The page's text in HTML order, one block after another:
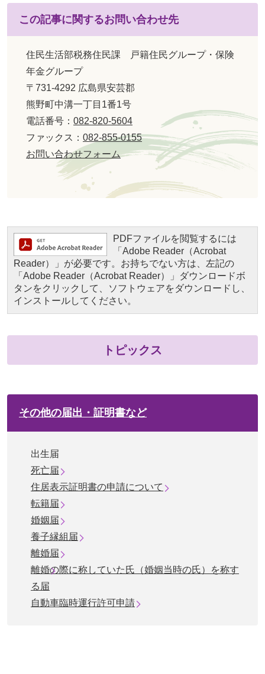
この記事に関するお問い合わせ先
住民生活部税務住民課 戸籍住民グループ・保険
年金グループ
〒731-4292 広島県安芸郡
熊野町中溝一丁目1番1号
電話番号： 082-820-5604
ファックス： 082-855-0155
お問い合わせフォーム
PDFファイルを閲覧するには
「Adobe Reader（Acrobat
Reader）」が必要です。お持ちでない方は、左記の
「Adobe Reader（Acrobat Reader）」ダウンロードボ
タンをクリックして、ソフトウェアをダウンロードし、
インストールしてください。
トピックス
その他の届出・証明書など
出生届
死亡届
住居表示証明書の申請について
転籍届
婚姻届
養子縁組届
離婚届
離婚の際に称していた氏（婚姻当時の氏）を称す
る届
自動車臨時運行許可申請